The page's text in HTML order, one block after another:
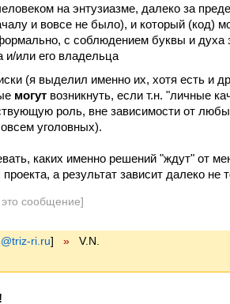
на энтузиазме, далеко за
и вовсе не было), и который (код)
с соблюдением буквы и духа
и/или его владельца
(я выделил именно их, хотя есть и
могут возникнуть, если т.н. "личные
роль, вне зависимости от
уголовных).
каких именно решений "ждут" от
а результат зависит далеко
это сообщение]
ri.ru] » V.N.